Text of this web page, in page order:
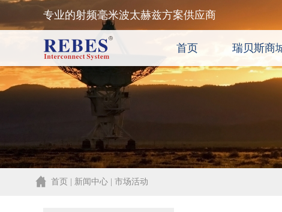
专业的射频毫米波太赫兹方案供应商
首页 瑞贝斯商
首页 | 新闻中心 | 市场活动